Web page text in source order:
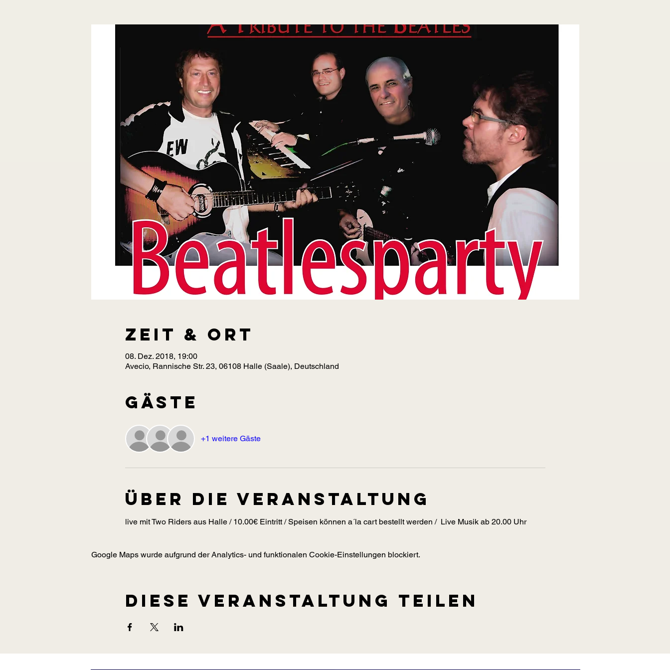
Zeit & Ort
08. Dez. 2018, 19:00
Avecio, Rannische Str. 23, 06108 Halle (Saale), Deutschland
Gäste
+1 weitere Gäste
Über die Veranstaltung
live mit Two Riders aus Halle / 10.00€ Eintritt / Speisen können a´la cart bestellt werden /  Live Musik ab 20.00 Uhr
Google Maps wurde aufgrund der Analytics- und funktionalen Cookie-Einstellungen blockiert.
Diese Veranstaltung teilen